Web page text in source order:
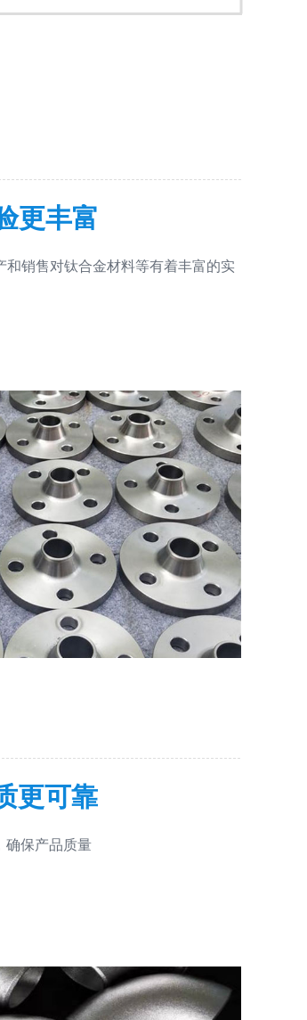
更丰富
销售对钛合金材料等有着丰富的实
更可靠
确保产品质量